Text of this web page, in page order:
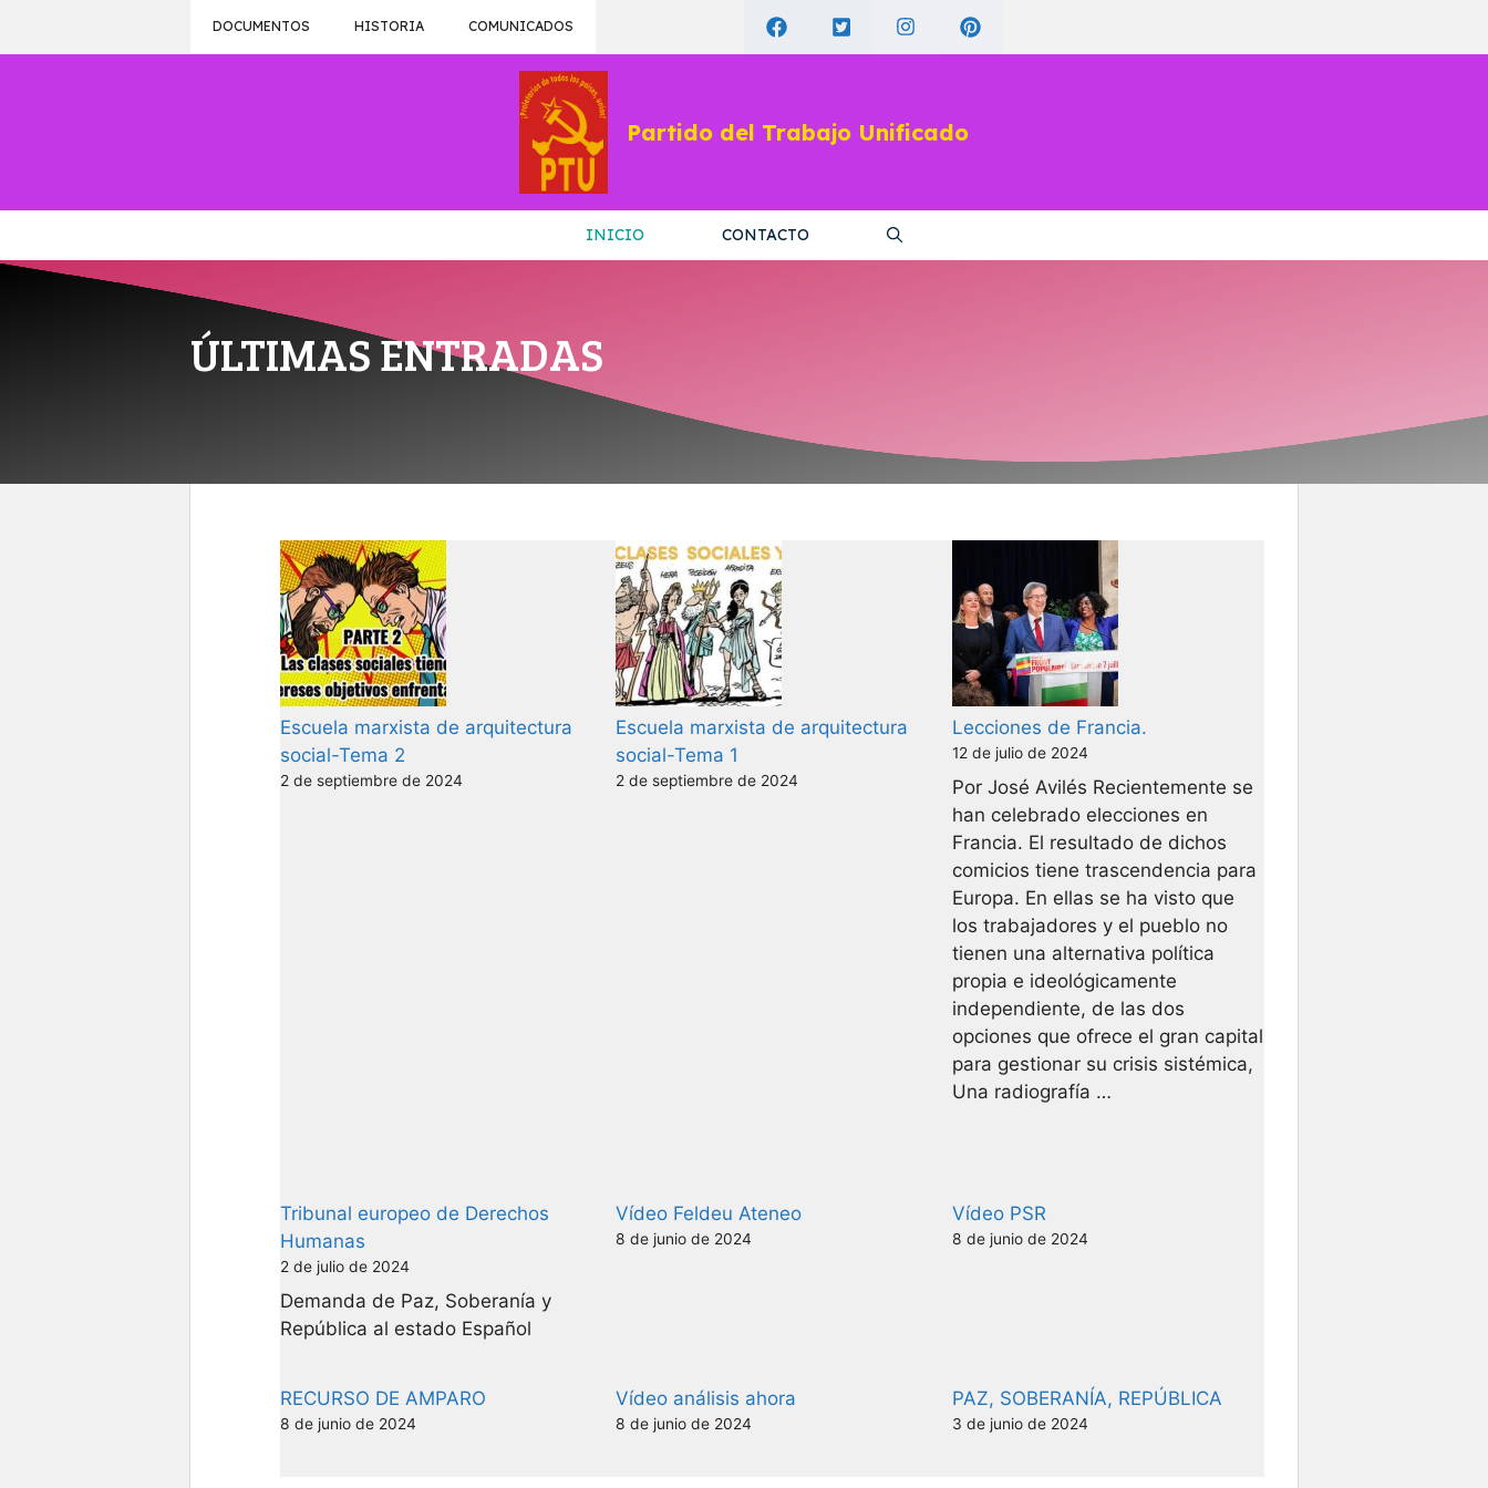
DOCUMENTOS HISTORIA COMUNICADOS
Partido del Trabajo Unificado
INICIO CONTACTO
ÚLTIMAS ENTRADAS
Escuela marxista de arquitectura
social-Tema 2
2 de septiembre de 2024
Escuela marxista de arquitectura
social-Tema 1
2 de septiembre de 2024
Lecciones de Francia.
12 de julio de 2024
Por José Avilés Recientemente se
han celebrado elecciones en
Francia. El resultado de dichos
comicios tiene trascendencia para
Europa. En ellas se ha visto que
los trabajadores y el pueblo no
tienen una alternativa política
propia e ideológicamente
independiente, de las dos
opciones que ofrece el gran capital
para gestionar su crisis sistémica,
Una radiografía …
Tribunal europeo de Derechos
Humanas
2 de julio de 2024
Demanda de Paz, Soberanía y
República al estado Español
Vídeo Feldeu Ateneo
8 de junio de 2024
Vídeo PSR
8 de junio de 2024
RECURSO DE AMPARO
8 de junio de 2024
Vídeo análisis ahora
8 de junio de 2024
PAZ, SOBERANÍA, REPÚBLICA
3 de junio de 2024